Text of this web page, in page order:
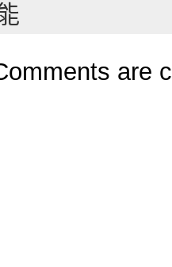
are